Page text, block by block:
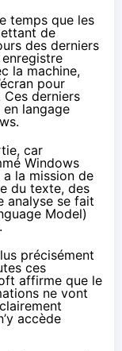
temps que les
de
des derniers
enregistre
la machine,
pour
derniers
en langage
car
Windows
a la mission de
du texte, des
analyse se fait
Model)
précisément
ces
affirme que le
ne vont
accède